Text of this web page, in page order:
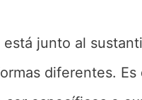
está junto al
diferentes. Es